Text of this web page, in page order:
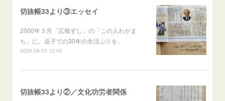
切抜帳33より③エッセイ
2000年３月「広報ずし」の「この人わがま
ち」に。逗子での30年の生活ぶりを。
2026.08.05 12:00
切抜帳33より②／文化功労者関係